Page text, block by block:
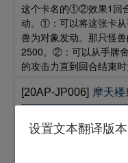
这个卡名的①②效果1回
动。①：可以将这张卡
兽为对象发动。那只怪
2500。②：可以从手牌
的攻击力直到回合结束
[20AP-JP006] 摩天楼
①：可以以自己场上的1
设置文本翻译版本